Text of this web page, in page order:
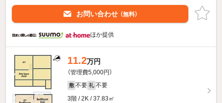
お問い合わせ （無料）
ほか提供
11.2万円
（管理費5,000円）
敷 不要 礼 不要
3階 / 2K / 37.83㎡